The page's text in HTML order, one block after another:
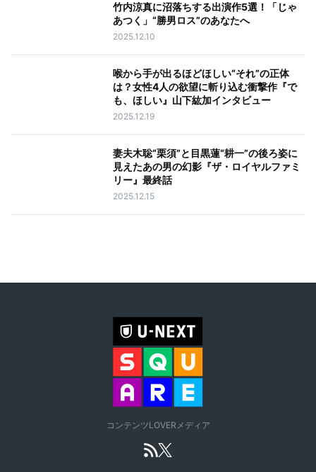
竹内涼真に沼落ちする出演作5選！「じゃ
あつく」“勝男ロス”のあなたへ
2025.12.10
喉から手が出るほどほしい“それ”の正体
は？女性4人の欲望に斬り込む衝撃作『で
も、ほしい』山下紘加インタビュー
2025.12.19
妻夫木聡“栗須”と目黒蓮“耕一”の後ろ姿に
見えたあの男の幻影『ザ・ロイヤルファミ
リー』最終話
2025.12.15
コンテンツLOVERメディア